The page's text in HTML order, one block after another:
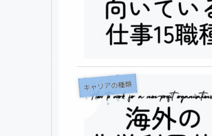
キャリアの種類